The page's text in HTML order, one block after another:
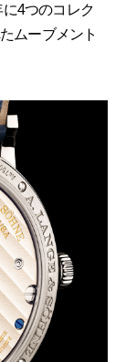
4つのコレク
ムーブメント